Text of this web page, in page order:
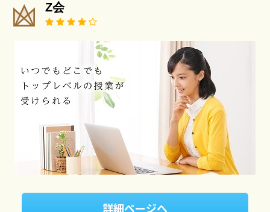
Z会
詳細ページへ